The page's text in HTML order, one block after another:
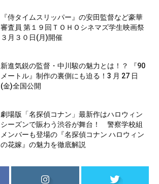
『侍タイムスリッパー』の安田監督など豪華
審査員 第１９回ＴＯＨＯシネマズ学生映画祭
３月３０日(月)開催
新進気鋭の監督・中川駿の魅力とは！？ 『90
メートル』制作の裏側にも迫る！3 月 27 日
(金)全国公開
劇場版「名探偵コナン」最新作はハロウィン
シーズンで賑わう渋谷が舞台！ 警察学校組
メンバーも登場の『名探偵コナン ハロウィン
の花嫁』の魅力を徹底解説